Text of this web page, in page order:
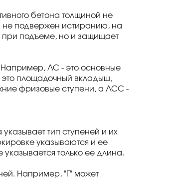
бетона толщиной не
не подвержен истиранию, на
при подъеме, но и защищает
Например, ЛС - это основные
площадочный вкладыш,
фризовые ступени, а ЛСС -
тип ступеней и их
указываются и ее
только ее длина.
Например, "Г" может